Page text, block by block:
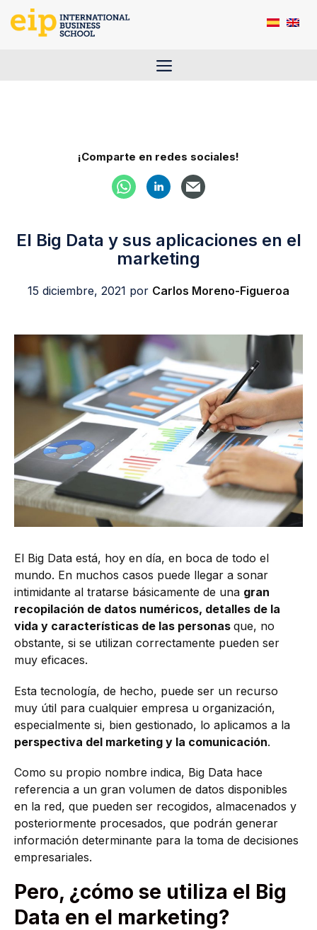
Saltar
Menú
¡Comparte en redes sociales!
El Big Data y sus aplicaciones en el
marketing
15 diciembre, 2021 por Carlos Moreno-Figueroa
El Big Data está, hoy en día, en boca de todo el
mundo. En muchos casos puede llegar a sonar
intimidante al tratarse básicamente de una gran
recopilación de datos numéricos, detalles de la
vida y características de las personas que, no
obstante, si se utilizan correctamente pueden ser
muy eficaces.
Esta tecnología, de hecho, puede ser un recurso
muy útil para cualquier empresa u organización,
especialmente si, bien gestionado, lo aplicamos a la
perspectiva del marketing y la comunicación.
Como su propio nombre indica, Big Data hace
referencia a un gran volumen de datos disponibles
en la red, que pueden ser recogidos, almacenados y
posteriormente procesados, que podrán generar
información determinante para la toma de decisiones
empresariales.
Pero, ¿cómo se utiliza el Big
Data en el marketing?